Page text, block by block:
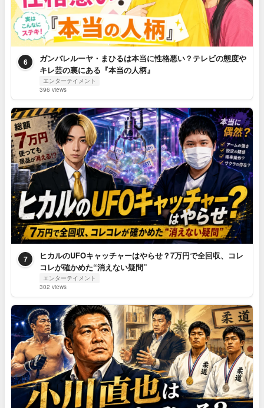
6
ガンバレルーヤ・まひるは本当に性格悪い？テレビの態度や
キレ芸の裏にある『本当の人柄』
エンターテイメント
396 views
7
ヒカルのUFOキャッチャーはやらせ？7万円で全回収、コレ
コレが確かめた“消えない疑問”
エンターテイメント
302 views